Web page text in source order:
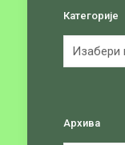
Категорије
Архива